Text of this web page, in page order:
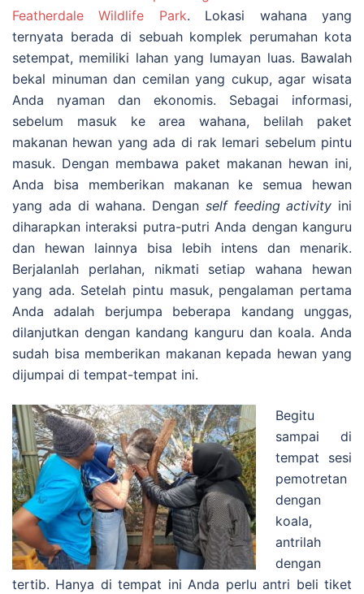
Featherdale Wildlife Park. Lokasi wahana yang
ternyata berada di sebuah komplek perumahan kota
setempat, memiliki lahan yang lumayan luas. Bawalah
bekal minuman dan cemilan yang cukup, agar wisata
Anda nyaman dan ekonomis. Sebagai informasi,
sebelum masuk ke area wahana, belilah paket
makanan hewan yang ada di rak lemari sebelum pintu
masuk. Dengan membawa paket makanan hewan ini,
Anda bisa memberikan makanan ke semua hewan
yang ada di wahana. Dengan self feeding activity ini
diharapkan interaksi putra-putri Anda dengan kanguru
dan hewan lainnya bisa lebih intens dan menarik.
Berjalanlah perlahan, nikmati setiap wahana hewan
yang ada. Setelah pintu masuk, pengalaman pertama
Anda adalah berjumpa beberapa kandang unggas,
dilanjutkan dengan kandang kanguru dan koala. Anda
sudah bisa memberikan makanan kepada hewan yang
dijumpai di tempat-tempat ini.
Begitu
sampai di
tempat sesi
pemotretan
dengan
koala,
antrilah
dengan
tertib. Hanya di tempat ini Anda perlu antri beli tiket